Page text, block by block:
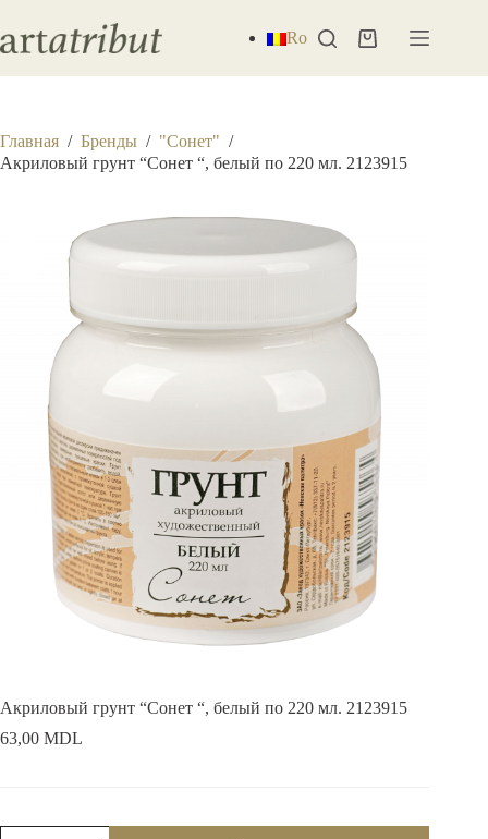
сути
Ro Корзина
Главная / Бренды / "Сонет" /
Акриловый грунт “Сонет “, белый по 220 мл. 2123915
Акриловый грунт “Сонет “, белый по 220 мл. 2123915
63,00 MDL